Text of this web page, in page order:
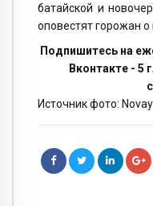
батайской и
оповестят горожан
Подпишитесь на
Вконтакте - 5
Источник фото: